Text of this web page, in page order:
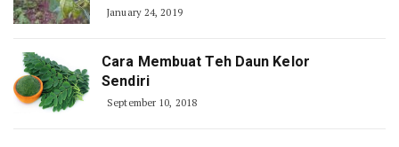
January 24, 2019
Cara Membuat Teh Daun Kelor
Sendiri
September 10, 2018